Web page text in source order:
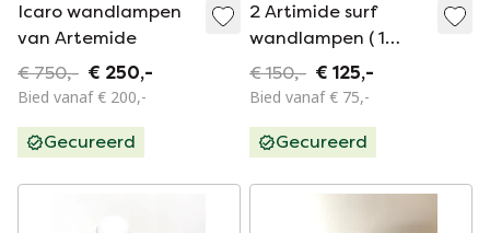
Icaro wandlampen
van Artemide
€ 750,- € 250,-
Bied vanaf € 200,-
Gecureerd
2 Artimide surf
wandlampen ( 1
lamp is stuk )
€ 150,- € 125,-
Bied vanaf € 75,-
Gecureerd